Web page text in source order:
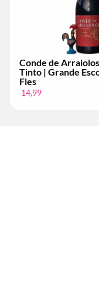
Licor 35 –
Cerâmica |